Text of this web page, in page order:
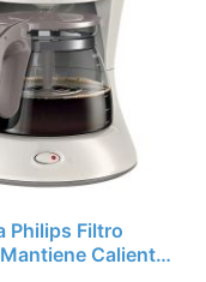
Philips Filtro
Caliente